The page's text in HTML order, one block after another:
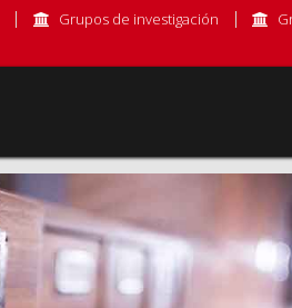
Grupos de investigación